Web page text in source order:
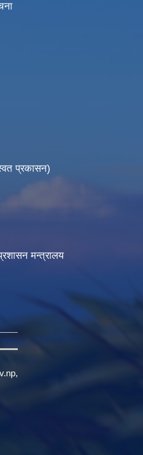
प्रकासन)
मन्त्रालय
,